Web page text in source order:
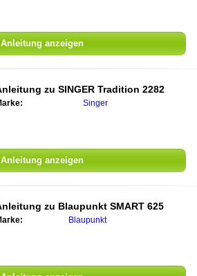
Anleitung anzeigen
zu SINGER Tradition 2282
Singer
Anleitung anzeigen
zu Blaupunkt SMART 625
Blaupunkt